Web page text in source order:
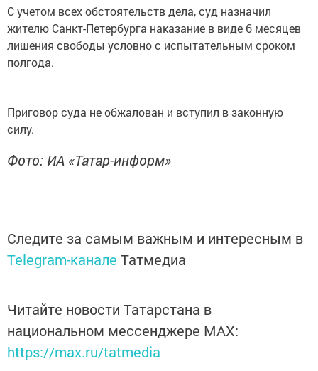
С учетом всех обстоятельств дела, суд назначил
жителю Санкт-Петербурга наказание в виде 6 месяцев
лишения свободы условно с испытательным сроком
полгода.
Приговор суда не обжалован и вступил в законную
силу.
Фото: ИА «Татар-информ»
Следите за самым важным и интересным в
Telegram-канале Татмедиа
Читайте новости Татарстана в
национальном мессенджере MАХ:
https://max.ru/tatmedia